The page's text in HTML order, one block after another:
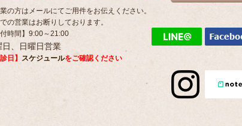
の方はメールにてご用件をお伝えください。
の営業はお断りしております。
付時間】9:00～21:00
日、日曜日営業
日】 スケジュールをご確認ください